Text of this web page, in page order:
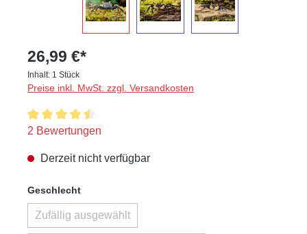
26,99 €*
Inhalt: 1 Stück
Preise inkl. MwSt. zzgl. Versandkosten
Durchschnittliche Bewertung von 4.5 von 5 Sternen
2 Bewertungen
Derzeit nicht verfügbar
Geschlechtauswählen
Zufällig ausgewählt
(Diese Option ist zurzeit nicht verfügbar.)